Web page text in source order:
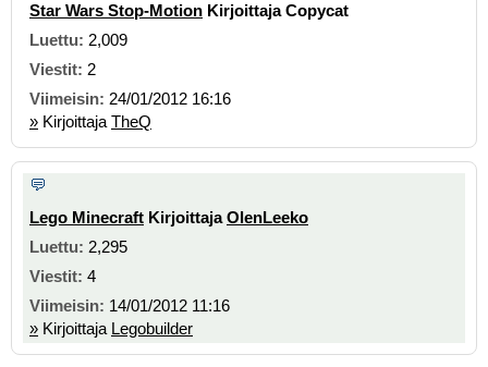
Star Wars Stop-Motion Kirjoittaja Copycat
2,009
2
24/01/2012 16:16
» Kirjoittaja TheQ
Lego Minecraft KirjoittajaOlenLeeko
2,295
4
14/01/2012 11:16
» Kirjoittaja Legobuilder